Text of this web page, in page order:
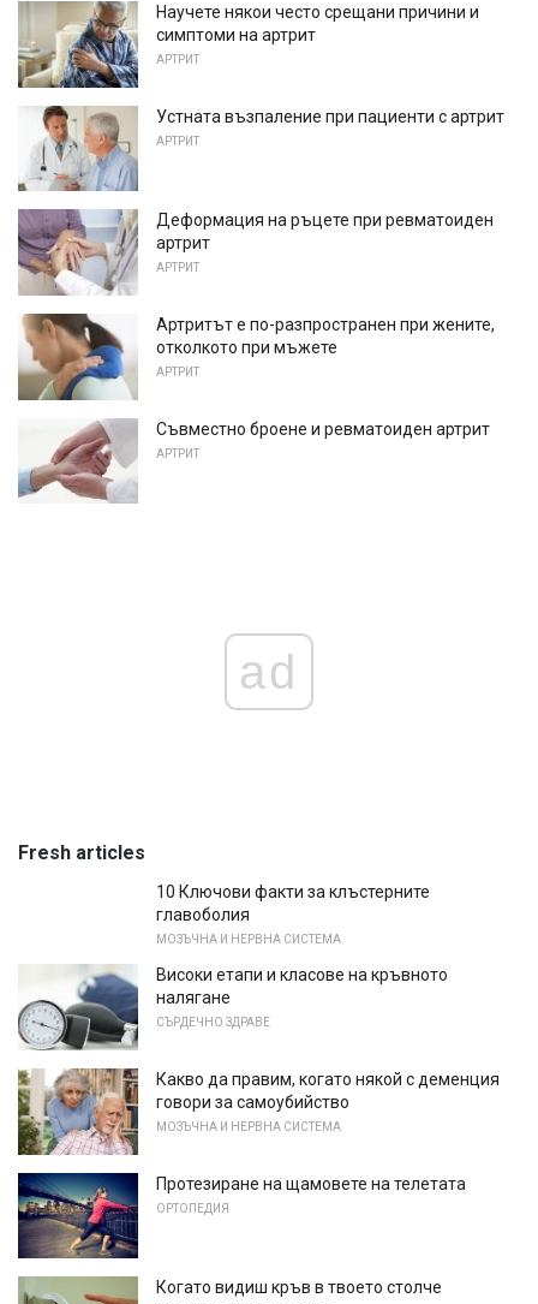
Научете някои често срещани причини и
симптоми на артрит
АРТРИТ
Устната възпаление при пациенти с артрит
АРТРИТ
Деформация на ръцете при ревматоиден
артрит
АРТРИТ
Артритът е по-разпространен при жените,
отколкото при мъжете
АРТРИТ
Съвместно броене и ревматоиден артрит
АРТРИТ
ad
Fresh articles
10 Ключови факти за клъстерните
главоболия
МОЗЪЧНА И НЕРВНА СИСТЕМА
Високи етапи и класове на кръвното
налягане
СЪРДЕЧНО ЗДРАВЕ
Какво да правим, когато някой с деменция
говори за самоубийство
МОЗЪЧНА И НЕРВНА СИСТЕМА
Протезиране на щамовете на телетата
ОРТОПЕДИЯ
Когато видиш кръв в твоето столче